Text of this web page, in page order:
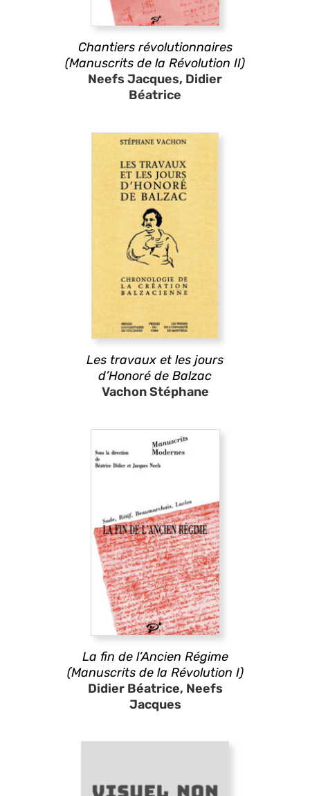
Chantiers révolutionnaires
(Manuscrits de la Révolution II)
Neefs Jacques, Didier
Béatrice
Les travaux et les jours
d’Honoré de Balzac
Vachon Stéphane
La fin de l’Ancien Régime
(Manuscrits de la Révolution I)
Didier Béatrice, Neefs
Jacques